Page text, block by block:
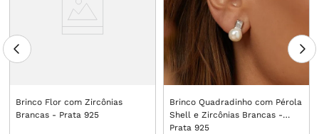
Brinco Flor com Zircônias
Brancas - Prata 925
Brinco Quadradinho com Pérola
Shell e Zircônias Brancas -
Prata 925